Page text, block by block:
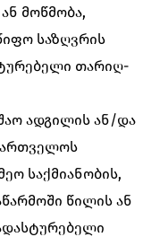
მოწმობა,
საზღვრის
თარიღ-
ადგილის ან/და
საქმიანობის,
წილის ან